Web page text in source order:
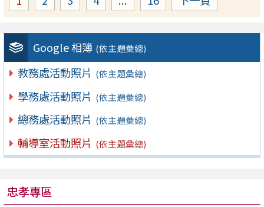
Google 相簿 (依主題彙總)
教務處活動照片 (依主題彙總)
學務處活動照片 (依主題彙總)
總務處活動照片 (依主題彙總)
輔導室活動照片 (依主題彙總)
忠孝專區